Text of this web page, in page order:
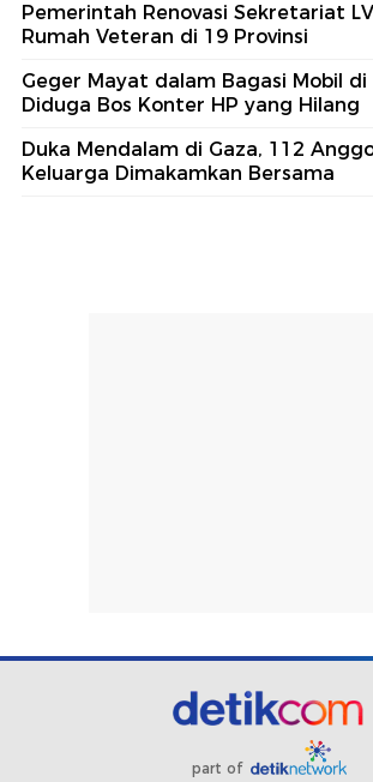
Pemerintah Renovasi Sekretariat
Rumah Veteran di 19 Provinsi
Geger Mayat dalam Bagasi Mobil di
Diduga Bos Konter HP yang Hilang
Duka Mendalam di Gaza, 112
Keluarga Dimakamkan Bersama
part of